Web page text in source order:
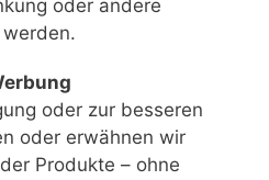
oder andere
oder zur besseren
oder erwähnen wir
Produkte – ohne